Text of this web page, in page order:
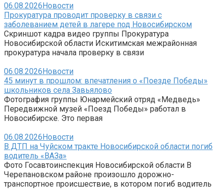
06.08.2026Новости
Прокуратура проводит проверку в связи с
заболеванием детей в лагере под Новосибирском
Скриншот кадра видео группы Прокуратура
Новосибирской области Искитимская межрайонная
прокуратура начала проверку в связи
06.08.2026Новости
45 минут в прошлом: впечатления о «Поезде Победы»
школьников села Завьялово
Фотография группы Юнармейский отряд «Медведь»
Передвижной музей «Поезд Победы» работал в
Новосибирске. Это первая
06.08.2026Новости
В ДТП на Чуйском тракте Новосибирской области погиб
водитель «ВАЗа»
Фото Госавтоинспекция Новосибирской области В
Черепановском районе произошло дорожно-
транспортное происшествие, в котором погиб водитель